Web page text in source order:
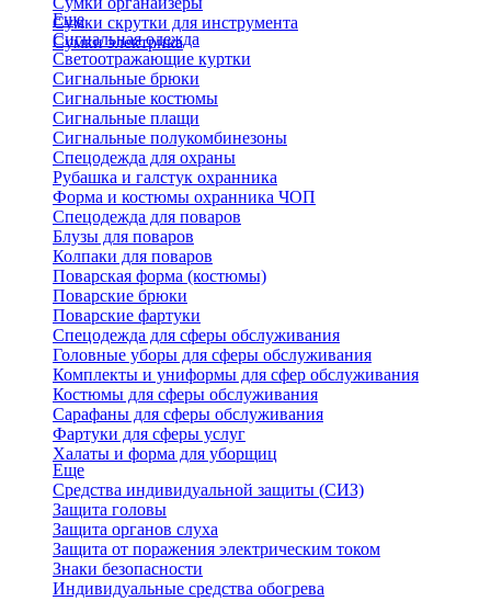
Сумки скрутки для инструмента
Сумки электрика
Еще
Сигнальная одежда
Светоотражающие куртки
Сигнальные брюки
Сигнальные костюмы
Сигнальные плащи
Сигнальные полукомбинезоны
Спецодежда для охраны
Рубашка и галстук охранника
Форма и костюмы охранника ЧОП
Спецодежда для поваров
Блузы для поваров
Колпаки для поваров
Поварская форма (костюмы)
Поварские брюки
Поварские фартуки
Спецодежда для сферы обслуживания
Головные уборы для сферы обслуживания
Комплекты и униформы для сфер обслуживания
Костюмы для сферы обслуживания
Сарафаны для сферы обслуживания
Фартуки для сферы услуг
Халаты и форма для уборщиц
Еще
Средства индивидуальной защиты (СИЗ)
Защита головы
Защита органов слуха
Защита от поражения электрическим током
Знаки безопасности
Индивидуальные средства обогрева